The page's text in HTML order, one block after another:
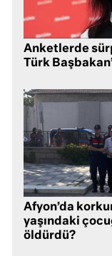
Anketlerde
Türk
Afyon’da
yaşındaki
öldürdü?